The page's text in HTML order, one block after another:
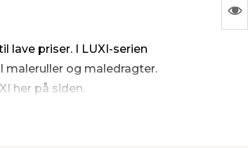
lave priser. I LUXI-serien
og maledragter.
her på siden.